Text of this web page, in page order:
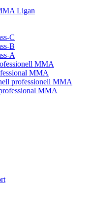
Ligan
C
B
A
MMA
MMA
professionell MMA
MMA